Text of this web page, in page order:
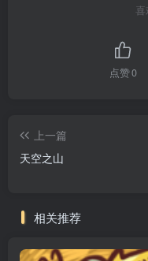
点赞0
上一篇
天空之山
相关推荐